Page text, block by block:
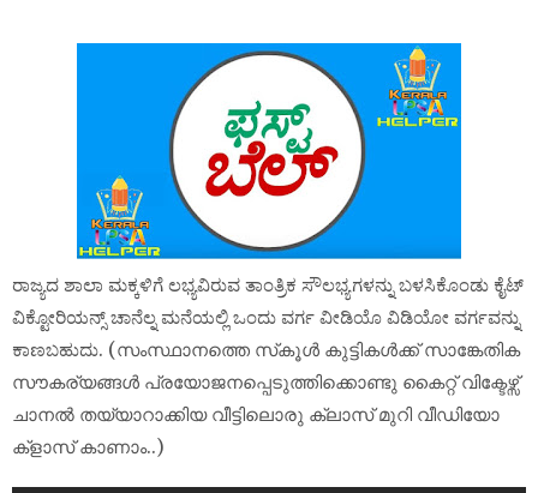
ರಾಜ್ಯದ ಶಾಲಾ ಮಕ್ಕಳಿಗೆ ಲಭ್ಯವಿರುವ ತಾಂತ್ರಿಕ ಸೌಲಭ್ಯಗಳನ್ನು ಬಳಸಿಕೊಂಡು ಕೈಟ್
ವಿಕ್ಟೋರಿಯನ್ಸ್ ಚಾನೆಲ್ನ ಮನೆಯಲ್ಲಿ ಒಂದು ವರ್ಗ ವೀಡಿಯೊ ವಿಡಿಯೋ ವರ್ಗವನ್ನು
ಕಾಣಬಹುದು. (സംസ്ഥാനത്തെ സ്‌കൂൾ കുട്ടികൾക്ക് സാങ്കേതിക
സൗകര്യങ്ങൾ പ്രയോജനപ്പെടുത്തിക്കൊണ്ടു കൈറ്റ് വിക്ടേഴ്സ്
ചാനല്‍ തയ്യാറാക്കിയ വീട്ടിലൊരു ക്ലാസ് മുറി വീഡിയോ
ക്‌ളാസ് കാണാം..)